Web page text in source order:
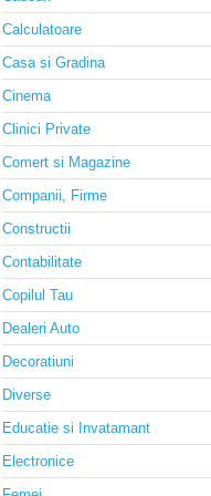
Calculatoare
Casa si Gradina
Cinema
Clinici Private
Comert si Magazine
Companii, Firme
Constructii
Contabilitate
Copilul Tau
Dealeri Auto
Decoratiuni
Diverse
Educatie si Invatamant
Electronice